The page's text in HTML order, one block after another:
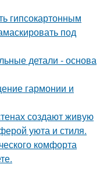
гипсокартонным
под
детали - основа
гармонии и
создают живую
уюта и стиля.
комфорта